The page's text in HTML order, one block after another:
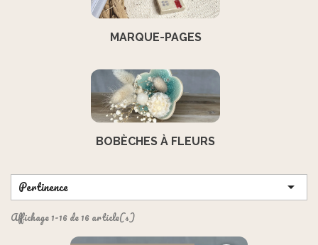
MARQUE-PAGES
BOBÈCHES À FLEURS
Pertinence 
Affichage 1-16 de 16 article(s)